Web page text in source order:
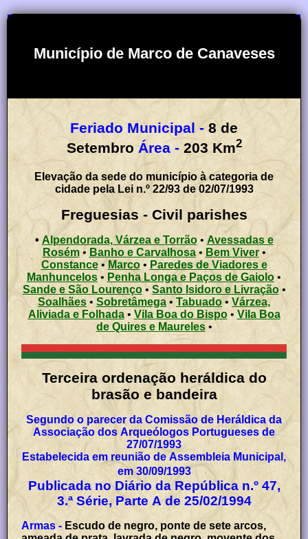
Município de Marco de Canaveses
Feriado Municipal - 8 de
Setembro Área - 203 Km2
Elevação da sede do município à categoria de
cidade pela Lei n.º 22/93 de 02/07/1993
Freguesias - Civil parishes
• Alpendorada, Várzea e Torrão• Avessadas e
Rosém• Banho e Carvalhosa• Bem Viver•
Constance•Marco• Paredes de Viadores e
Manhuncelos • Penha Longa e Paços de Gaiolo•
Sande e São Lourenço• Santo Isidoro e Livração•
Soalhães • Sobretâmega • Tabuado • Várzea,
Aliviada e Folhada• Vila Boa do Bispo• Vila Boa
de Quires e Maureles•
Terceira ordenação heráldica do
brasão e bandeira
Segundo o parecer da Comissão de Heráldica da
Associação dos Arqueólogos Portugueses de
27/07/1993
Estabelecida em reunião de Assembleia Municipal,
em 30/09/1993
Publicada no Diário da República n.º 47,
3.ª Série, Parte A de 25/02/1994
Armas - Escudo de negro, ponte de sete arcos,